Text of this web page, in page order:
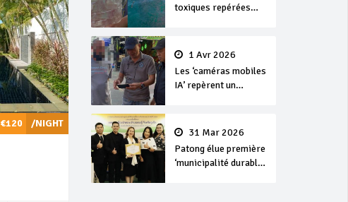
toxiques repérées
1 Avr 2026
Les ‘caméras mobiles
IA’ repèrent un
séjour31 Mar 2026
Patong élue première
‘municipalité durable’
/NIGHT
€120